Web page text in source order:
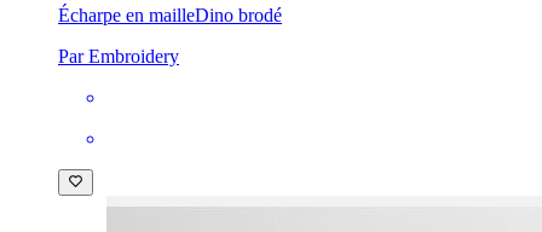
Écharpe en mailleDino brodé
Par Embroidery